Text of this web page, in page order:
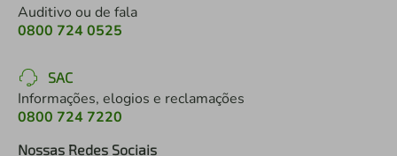
Auditivo ou de fala
0800 724 0525
SAC
Informações, elogios e reclamações
0800 724 7220
Nossas Redes Sociais